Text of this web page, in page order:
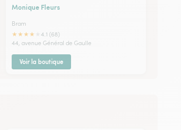
Monique Fleurs
Bram
★★★★
4.1 (68)
44, avenue Général de Gaulle
Voir la boutique